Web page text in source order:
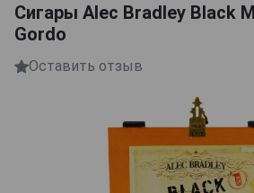
Сигары Alec Bradley Black
Gordo
Оставить отзыв